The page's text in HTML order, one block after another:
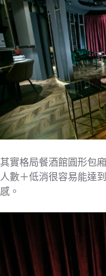
其實格局餐酒館圓形包
人數＋低消很容易能達
感。